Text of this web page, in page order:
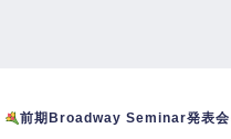
前期Broadway Seminar発表会